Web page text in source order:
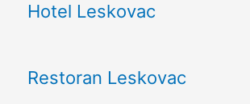
Hotel Leskovac
Restoran Leskovac